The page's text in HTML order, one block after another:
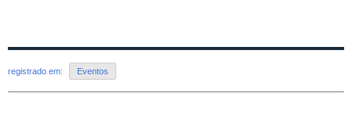
registrado em: Eventos